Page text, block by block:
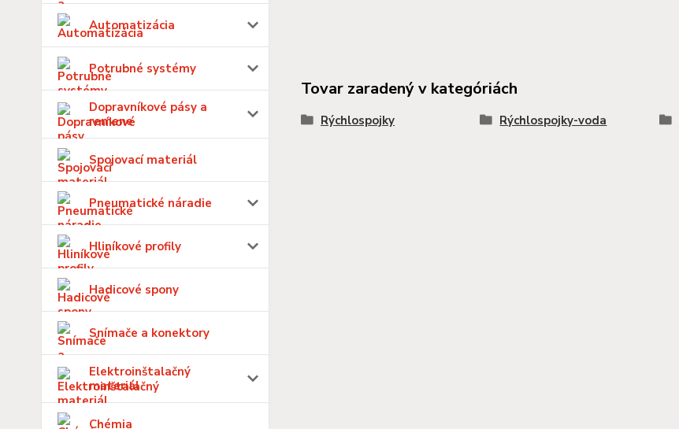
Automatizácia
Potrubné systémy
Dopravníkové pásy a
remene
Spojovací materiál
Pneumatické náradie
Hliníkové profily
Hadicové spony
Snímače a konektory
Elektroinštalačný
materiál
Chémia
Tovar zaradený v kategóriách
Rýchlospojky Rýchlospojky-voda